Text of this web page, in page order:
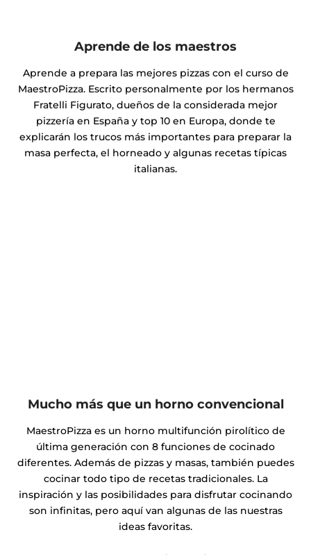
Aprende de los maestros
Aprende a prepara las mejores pizzas con el curso de
MaestroPizza. Escrito personalmente por los hermanos
Fratelli Figurato, dueños de la considerada mejor
pizzería en España y top 10 en Europa, donde te
explicarán los trucos más importantes para preparar la
masa perfecta, el horneado y algunas recetas típicas
italianas.
Mucho más que un horno convencional
MaestroPizza es un horno multifunción pirolítico de
última generación con 8 funciones de cocinado
diferentes. Además de pizzas y masas, también puedes
cocinar todo tipo de recetas tradicionales. La
inspiración y las posibilidades para disfrutar cocinando
son infinitas, pero aquí van algunas de las nuestras
ideas favoritas.